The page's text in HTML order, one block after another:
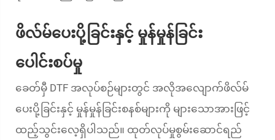
ဖိလ်မ်ပေးပို့ခြင်းနှင့် မှုန်မှုန်ခြင်း
ပေါင်းစပ်မှု
ခေတ်မှီ DTF အလုပ်စဉ်များတွင် အလိုအလျောက်ဖိလ်မ်
ပေးပို့ခြင်းနှင့် မှုန်မှုန်ခြင်းစနစ်များကို များသောအားဖြင့်
ထည့်သွင်းလေ့ရှိပါသည်။ ထုတ်လုပ်မှုစွမ်းဆောင်ရည်